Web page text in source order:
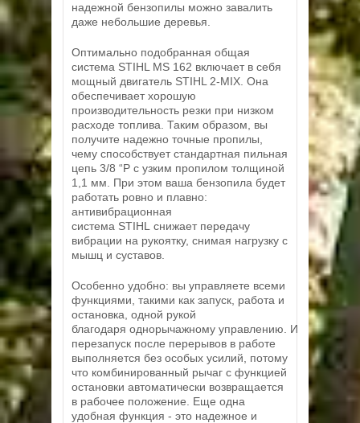
надежной бензопилы можно завалить
даже небольшие деревья.
Оптимально подобранная общая
система STIHL MS 162 включает в себя
мощный двигатель STIHL 2-MIX. Она
обеспечивает хорошую
производительность резки при низком
расходе топлива. Таким образом, вы
получите надежно точные пропилы,
чему способствует стандартная пильная
цепь 3/8 “P с узким пропилом толщиной
1,1 мм. При этом ваша бензопила будет
работать ровно и плавно:
антивибрационная
система STIHL снижает передачу
вибрации на рукоятку, снимая нагрузку с
мышц и суставов.
Особенно удобно: вы управляете всеми
функциями, такими как запуск, работа и
остановка, одной рукой
благодаря однорычажному управлению. И
перезапуск после перерывов в работе
выполняется без особых усилий, потому
что комбинированный рычаг с функцией
остановки автоматически возвращается
в рабочее положение. Еще одна
удобная функция - это надежное и